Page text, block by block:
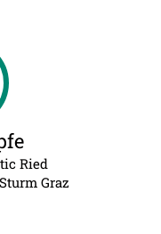
Ried
Graz